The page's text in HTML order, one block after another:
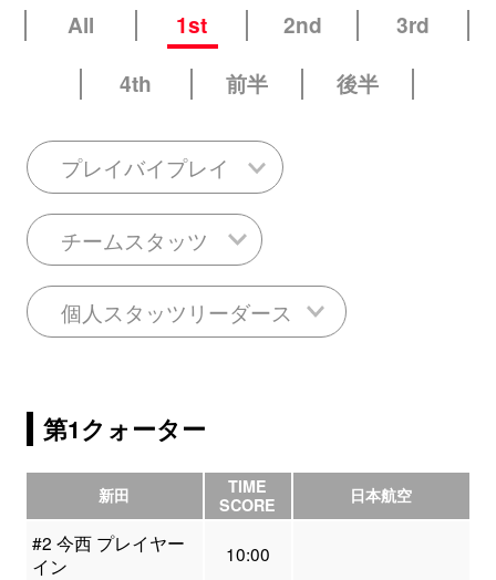
All 1st 2nd
3rd
4th
前半 後半
プレイバイプレイ
チームスタッツ
個人スタッツリーダース
第1クォーター
新田
TIME
SCORE
日本航空
#2 今西 プレイヤー
イン
10:00